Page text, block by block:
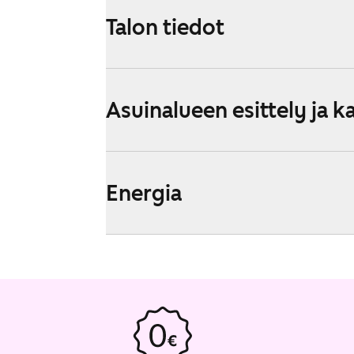
Talon tiedot
Asuinalueen esittely ja
Energia